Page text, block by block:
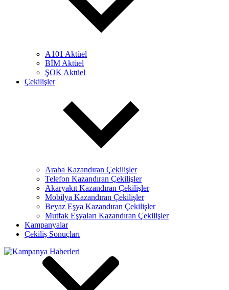
A101 Aktüel
BİM Aktüel
ŞOK Aktüel
Çekilişler
Araba Kazandıran Çekilişler
Telefon Kazandıran Çekilişler
Akaryakıt Kazandıran Çekilişler
Mobilya Kazandıran Çekilişler
Beyaz Eşya Kazandıran Çekilişler
Mutfak Eşyaları Kazandıran Çekilişler
Kampanyalar
Çekiliş Sonuçları